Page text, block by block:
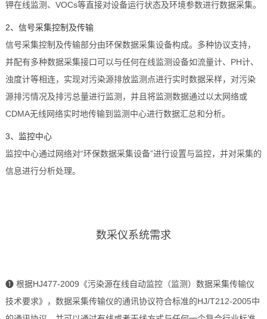
钾在线监测、VOCs等直接对设备运行状态及环境参数进行数据采集。
2、信号采集控制及传输
信号采集控制及传输部分由环保数据采集设备构成。多种协议支持，
并配有多种数据采集接口可以与任何在线监测设备如流量计、PH计、
浊度计等相连，实现对污染源排放监测点进行实时数据采样，对污染
源排污情况及排污总量进行监测，并且将监测数据通过以太网络或
CDMA无线网络实时地传输到监测中心进行数据汇总和分析。
3、监控中心
监控中心通过网络对“环保数据采集设备”进行设置与监控，并对采集的
信息进行分析处理。
数采仪系统需求
❶ 根据HJ477-2009《污染源在线自动监控（监测）数据采集传输仪
技术要求》，数据采集传输仪的通讯协议符合标准的HJ/T212-2005中